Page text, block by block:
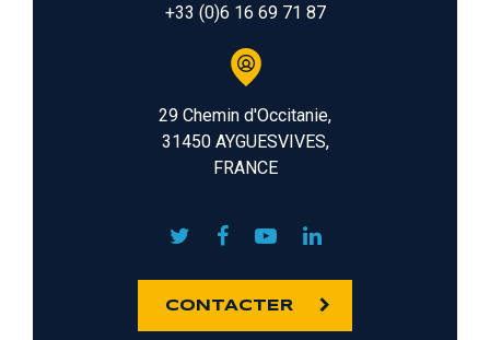
+33 (0)6 16 69 71 87
29 Chemin d'Occitanie,
31450 AYGUESVIVES,
FRANCE
CONTACTER